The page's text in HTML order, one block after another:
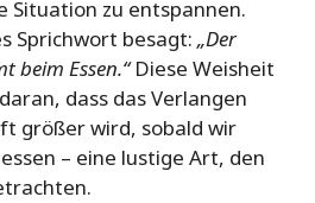
Situation zu entspannen.
Sprichwort besagt: „Der
beim Essen.“Diese Weisheit
dass das Verlangen
größer wird, sobald wir
– eine lustige Art, den